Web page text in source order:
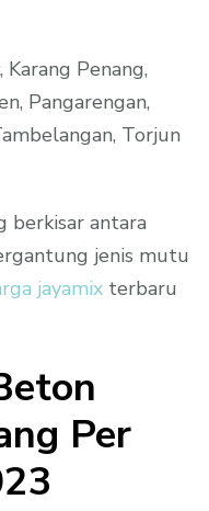
Penang,
Pangarengan,
Torjun
berkisar antara
jenis mutu
jayamix terbaru
Per